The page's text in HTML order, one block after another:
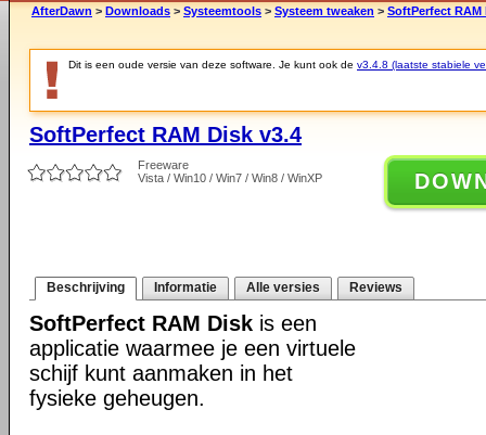
AfterDawn > Downloads > Systeemtools > Systeem tweaken > SoftPerfect RAM
Dit is een oude versie van deze software. Je kunt ook de v3.4.8 (laatste stabiele
SoftPerfect RAM Disk v3.4
Freeware
Vista / Win10 / Win7 / Win8 / WinXP
Beschrijving Informatie Alle versies Reviews
SoftPerfect RAM Disk is een
applicatie waarmee je een virtuele
schijf kunt aanmaken in het
fysieke geheugen.